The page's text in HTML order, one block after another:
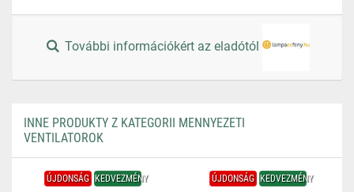
További információkért az eladótól
INNE PRODUKTY Z KATEGORII MENNYEZETI
VENTILATOROK
ÚJDONSÁG KEDVEZMÉNY ÚJDONSÁG KEDVEZMÉNY